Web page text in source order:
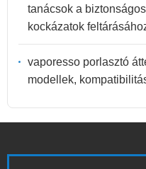
tanácsok a
kockázatok
vaporesso porlasztó
modellek,